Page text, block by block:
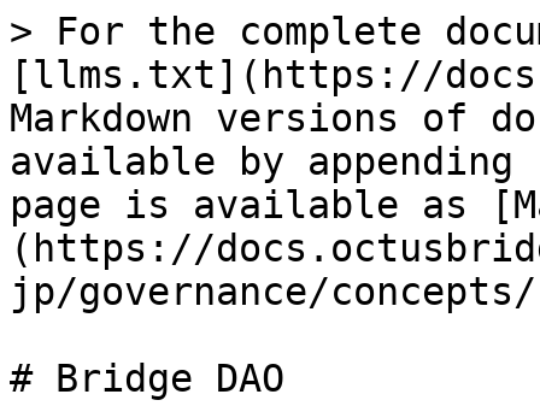
> For the complete
[llms.txt](https://
Markdown versions of
available by
page is available as
(https://
jp/governance/
# Bridge DAO